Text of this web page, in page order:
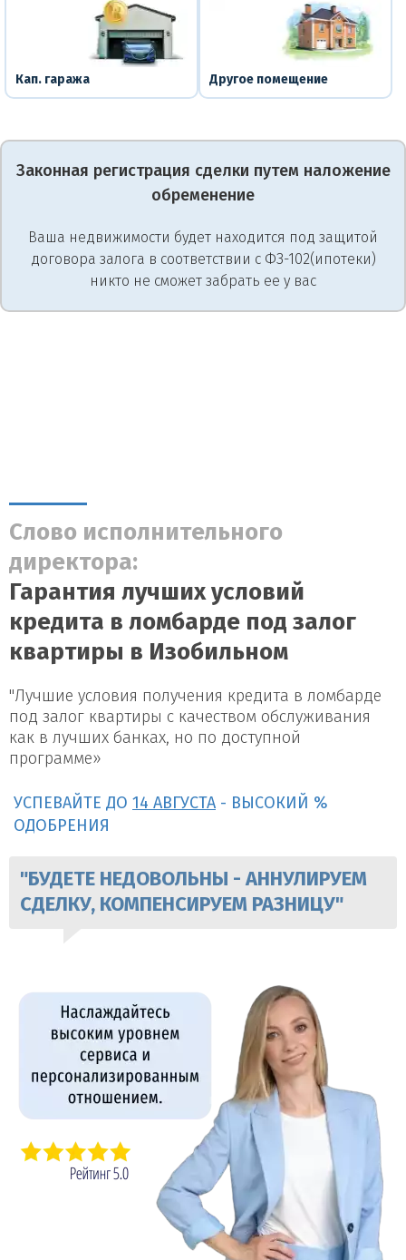
Кап. гаража Другое помещение
Законная регистрация сделки путем наложение
обременение
Ваша недвижимости будет находится под защитой
договора залога в соответствии с ФЗ-102(ипотеки)
никто не сможет забрать ее у вас
Слово исполнительного
директора:
Гарантия лучших условий
кредита в ломбарде под залог
квартиры в Изобильном
"Лучшие условия получения кредита в ломбарде
под залог квартиры с качеством обслуживания
как в лучших банках, но по доступной
программе»
УСПЕВАЙТЕ ДО 14 АВГУСТА - ВЫСОКИЙ %
ОДОБРЕНИЯ
"БУДЕТЕ НЕДОВОЛЬНЫ - АННУЛИРУЕМ
СДЕЛКУ, КОМПЕНСИРУЕМ РАЗНИЦУ"